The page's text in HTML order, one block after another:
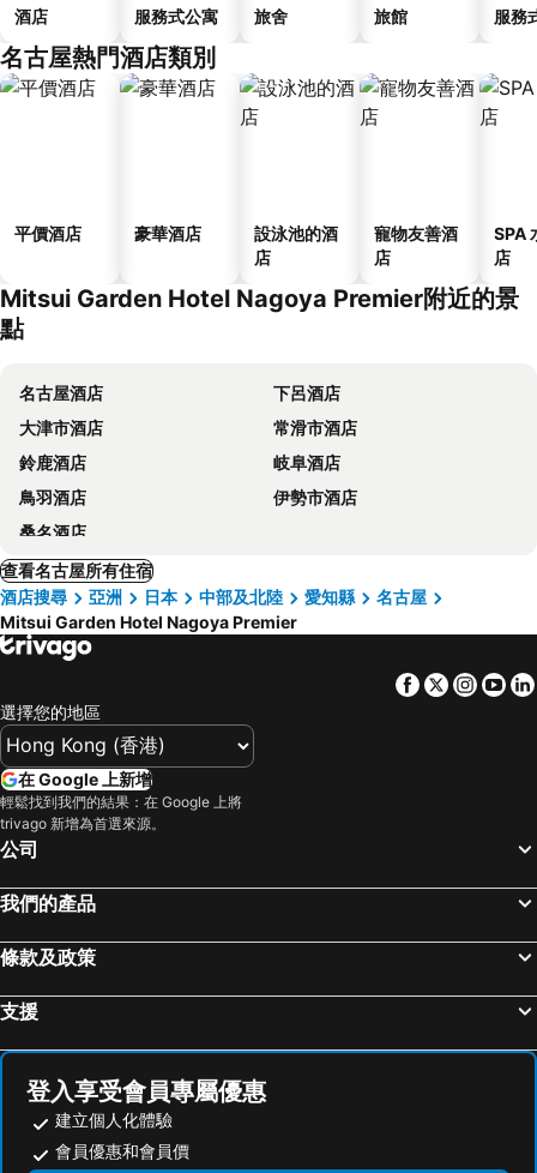
酒店 服務式公寓 旅舍 旅館 服務
名古屋熱門酒店類別
平價酒店 豪華酒店
設泳池的酒
店
寵物友善酒
店
SPA
店
Mitsui Garden Hotel Nagoya Premier附近的景
點
名古屋酒店
下呂酒店
大津市酒店
常滑市酒店
鈴鹿酒店
岐阜酒店
鳥羽酒店
伊勢市酒店
桑名酒店
查看名古屋所有住宿
酒店搜尋
亞洲 日本 中部及北陸 愛知縣
名古屋
Mitsui Garden Hotel Nagoya Premier
Facebook
Twitter
選擇您的地區
在 Google 上新增
輕鬆找到我們的結果：在 Google 上將
trivago 新增為首選來源。
公司
我們的產品
條款及政策
支援
登入享受會員專屬優惠
建立個人化體驗
會員優惠和會員價